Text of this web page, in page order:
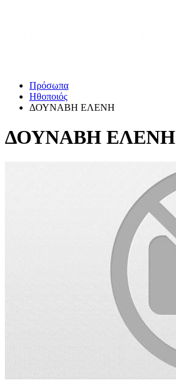
Πρόσωπα
Ηθοποιός
ΔΟΥΝΑΒΗ ΕΛΕΝΗ
ΔΟΥΝΑΒΗ ΕΛΕΝΗ